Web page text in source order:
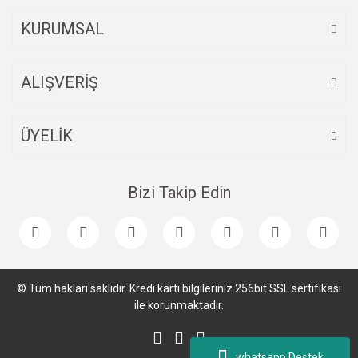
KURUMSAL
ALIŞVERİŞ
ÜYELİK
Bizi Takip Edin
© Tüm hakları saklıdır. Kredi kartı bilgileriniz 256bit SSL sertifikası
ile korunmaktadır.